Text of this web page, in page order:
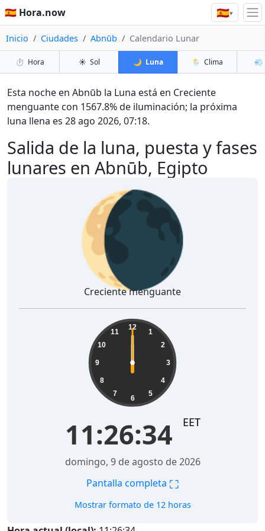
🇪🇸 Hora.now 🇪🇸▾
Inicio Ciudades Abnūb Calendario Lunar
⏱️ Hora ☀️ Sol 🌙 Luna 🌦️ Clima 💨
Salida de la luna, puesta y fases
lunares en Abnūb, Egipto
Esta noche en Abnūb la Luna está en Creciente
menguante con 1567.8% de iluminación; la próxima
luna llena es 28 ago 2026, 07:18.
🌘
Creciente menguante
12
1
2
3
4
5
6
7
8
9
10
11
11:26:34 EET
domingo, 9 de agosto de 2026
Pantalla completa ⛶
Mostrar formato de 12 horas